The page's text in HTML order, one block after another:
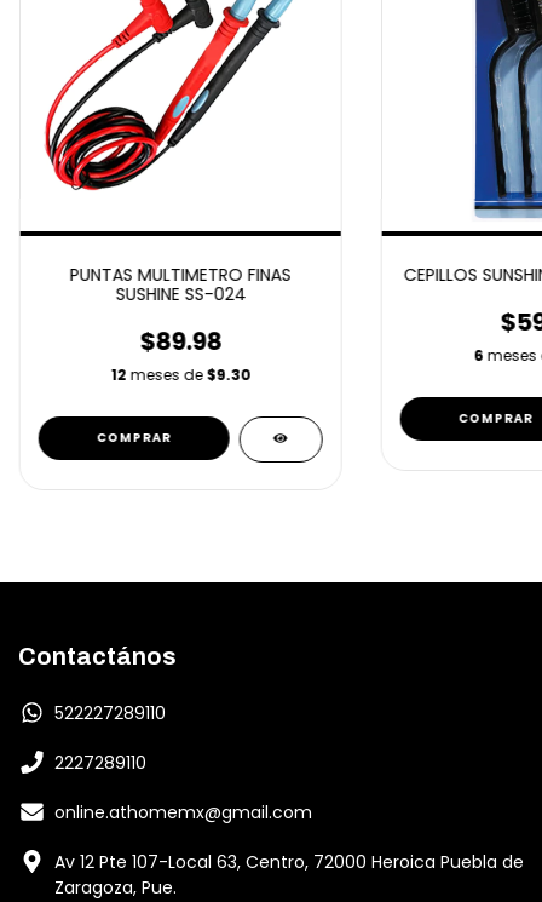
PUNTAS MULTIMETRO FINAS
SUSHINE SS-024
$89.98
12 meses de$9.30
CEPILLOS
6
Contactános
522227289110
2227289110
online.athomemx@gmail.com
Av 12 Pte 107-Local 63, Centro, 72000 Heroica Puebla de
Zaragoza, Pue.